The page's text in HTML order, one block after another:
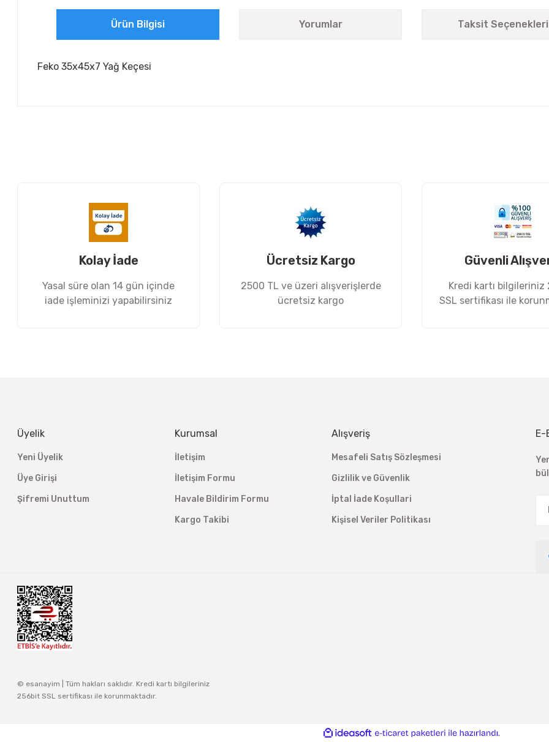
Ürün Bilgisi Yorumlar Taksit Seçenekleri
Feko 35x45x7 Yağ Keçesi
Ürün fiyatı diğer sitelerden daha pahalı.
Kolay İade
Yasal süre olan 14 gün içinde
iade işleminizi yapabilirsiniz
Ücretsiz Kargo
2500 TL ve üzeri alışverişlerde
ücretsiz kargo
Güvenli
Kredi kartı bilgileriniz
SSL sertifikası ile
Üyelik
Yeni Üyelik
Üye Girişi
Şifremi Unuttum
Kurumsal
İletişim
İletişim Formu
Havale Bildirim Formu
Kargo Takibi
Alışveriş
Mesafeli Satış Sözleşmesi
Gizlilik ve Güvenlik
İptal İade Koşullari
Kişisel Veriler Politikası
E-
© esanayim | Tüm hakları saklıdır. Kredi kartı bilgileriniz
256bit SSL sertifikası ile korunmaktadır.
ideasoft
e-